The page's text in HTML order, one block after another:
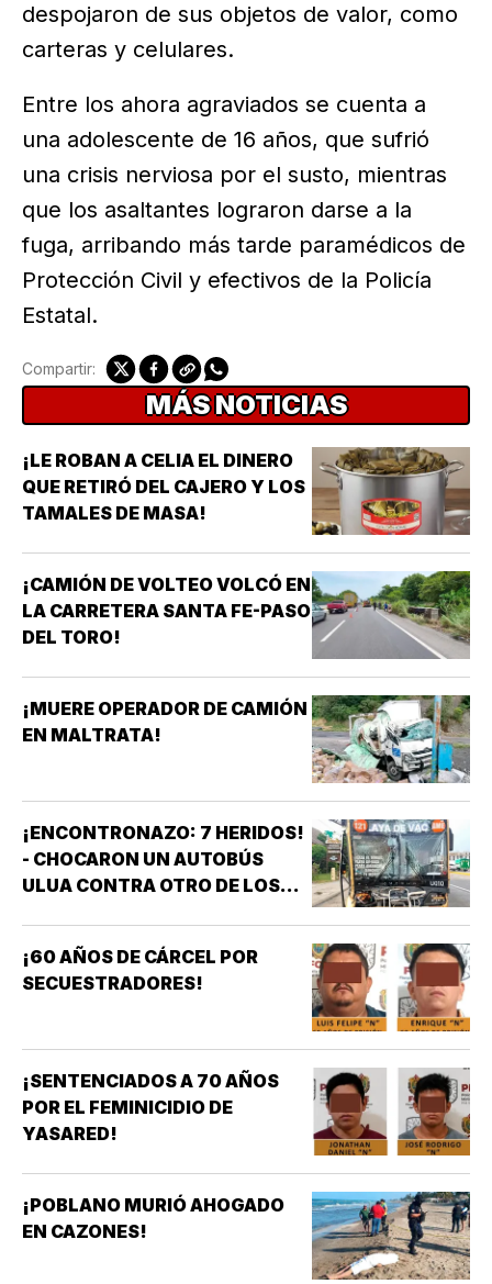
despojaron de sus objetos de valor, como
carteras y celulares.
Entre los ahora agraviados se cuenta a
una adolescente de 16 años, que sufrió
una crisis nerviosa por el susto, mientras
que los asaltantes lograron darse a la
fuga, arribando más tarde paramédicos de
Protección Civil y efectivos de la Policía
Estatal.
Compartir:
MÁS NOTICIAS
¡LE ROBAN A CELIA EL DINERO
QUE RETIRÓ DEL CAJERO Y LOS
TAMALES DE MASA!
¡CAMIÓN DE VOLTEO VOLCÓ EN
LA CARRETERA SANTA FE-PASO
DEL TORO!
¡MUERE OPERADOR DE CAMIÓN
EN MALTRATA!
¡ENCONTRONAZO: 7 HERIDOS!
- CHOCARON UN AUTOBÚS
ULUA CONTRA OTRO DE LOS
¡60 AÑOS DE CÁRCEL POR
SECUESTRADORES!
¡SENTENCIADOS A 70 AÑOS
POR EL FEMINICIDIO DE
YASARED!
¡POBLANO MURIÓ AHOGADO
EN CAZONES!